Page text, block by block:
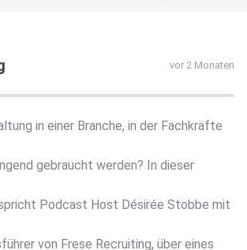
vor 2 Monaten
in einer Branche, in der Fachkräfte
gebraucht werden? In dieser
Podcast Host Désirée Stobbe mit
von Frese Recruiting, über eines